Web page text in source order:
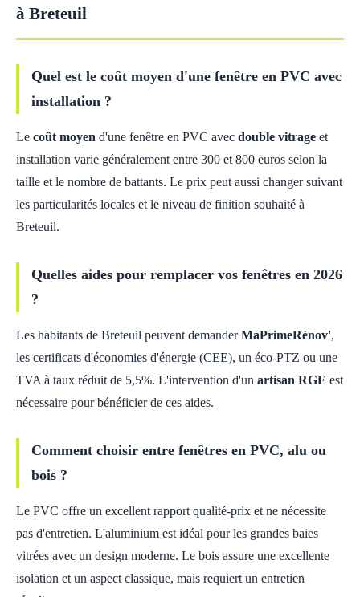
à Breteuil
Quel est le coût moyen d'une fenêtre en PVC avec
installation ?
Le coût moyen d'une fenêtre en PVC avec double vitrage et
installation varie généralement entre 300 et 800 euros selon la
taille et le nombre de battants. Le prix peut aussi changer suivant
les particularités locales et le niveau de finition souhaité à
Breteuil.
Quelles aides pour remplacer vos fenêtres en 2026
?
Les habitants de Breteuil peuvent demanderMaPrimeRénov',
les certificats d'économies d'énergie (CEE), un éco-PTZ ou une
TVA à taux réduit de 5,5%. L'intervention d'un artisan RGE est
nécessaire pour bénéficier de ces aides.
Comment choisir entre fenêtres en PVC, alu ou
bois ?
Le PVC offre un excellent rapport qualité-prix et ne nécessite
pas d'entretien. L'aluminium est idéal pour les grandes baies
vitrées avec un design moderne. Le bois assure une excellente
isolation et un aspect classique, mais requiert un entretien